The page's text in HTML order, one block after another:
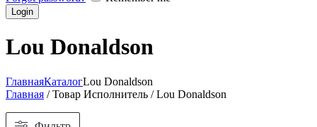
Lou Donaldson
ГлавнаяКаталогLou Donaldson
Главная / Товар Исполнитель / Lou Donaldson